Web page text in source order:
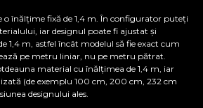
o înălțime fixă de 1,4 m. În configurator puteți
iar designul poate fi ajustat și
1,4 m, astfel încât modelul să fie exact cum
pe metru liniar, nu pe metru pătrat.
material cu înălțimea de 1,4 m, iar
(de exemplu 100 cm, 200 cm, 232 cm
designului ales.